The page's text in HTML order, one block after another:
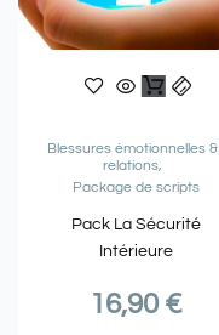
Blessures émotionnelles &
relations
Package de scripts
Pack La Sécurité
Intérieure
16,90 €